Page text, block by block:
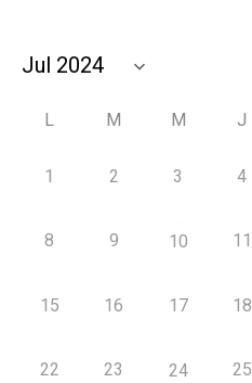
L M M J
1 2 3 4
8 9 10 11
15 16 17 18
22 23 24 25